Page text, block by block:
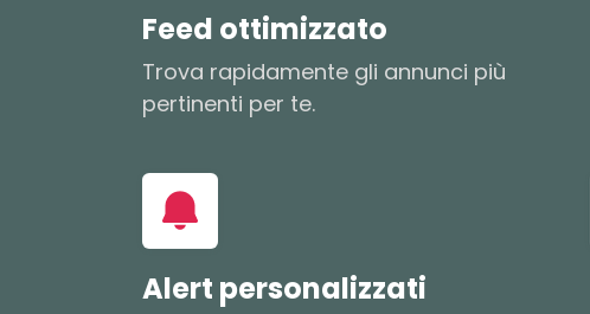
Feed ottimizzato
Trova rapidamente gli annunci più
pertinenti per te.
Alert personalizzati